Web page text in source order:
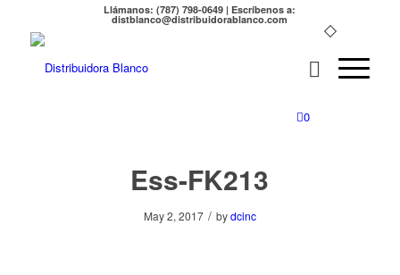
Llámanos: (787) 798-0649 | Escríbenos a:
distblanco@distribuidorablanco.com
0
Ess-FK213
May 2, 2017 / bydcinc